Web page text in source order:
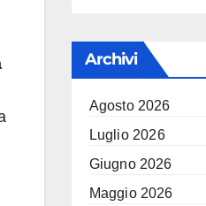
Archivi
Agosto 2026
Luglio 2026
Giugno 2026
Maggio 2026